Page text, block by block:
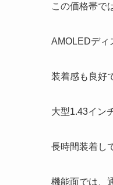
この価格帯で
AMOLEDディ
装着感も良好
大型1.43イン
長時間装着し
機能面では、